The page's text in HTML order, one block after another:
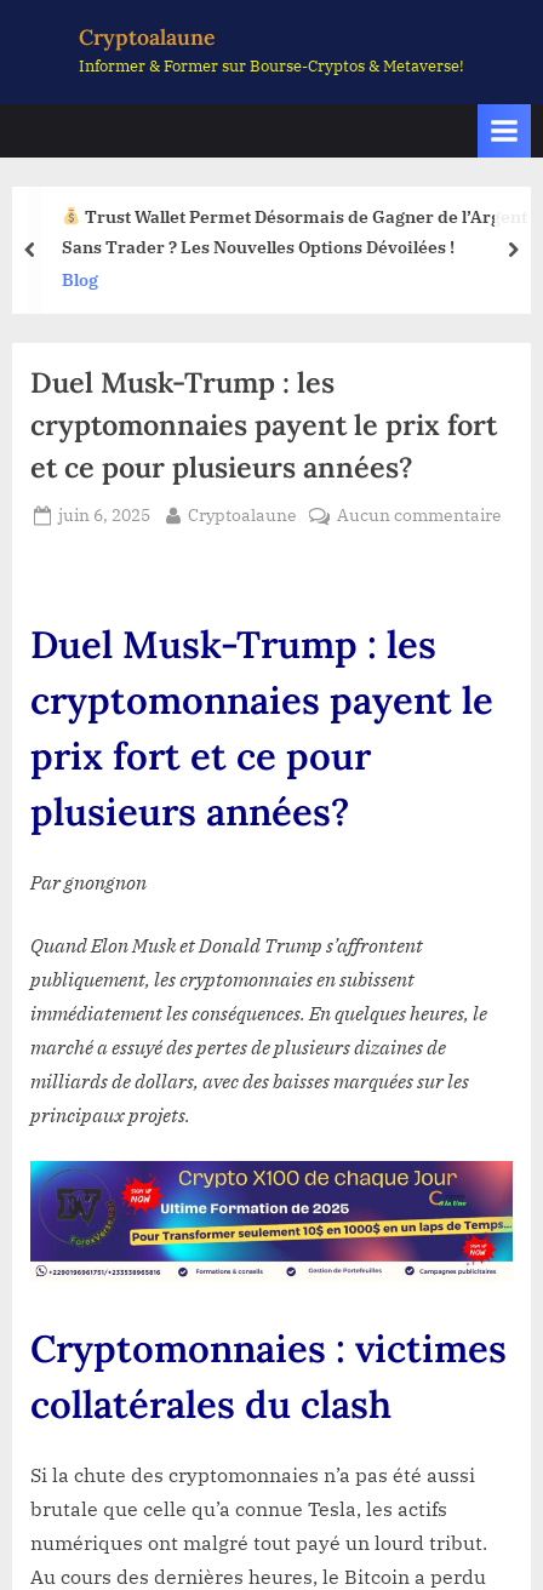
Cryptoalaune
Informer & Former sur Bourse-Cryptos & Metaverse!
Trust Wallet Permet Désormais de Gagner de l’Argent
Sans Trader ? Les Nouvelles Options Dévoilées !
Blog
prev
Duel Musk-Trump : les
cryptomonnaies payent le prix fort
et ce pour plusieurs années?
Posted
juin 6, 2025 By
Cryptoalaune Aucun commentairesur
Duel Musk-Trump : les
cryptomonnaies payent le
prix fort et ce pour
plusieurs années?
Par gnongnon
Quand Elon Musk et Donald Trump s’affrontent
publiquement, les cryptomonnaies en subissent
immédiatement les conséquences. En quelques heures, le
marché a essuyé des pertes de plusieurs dizaines de
milliards de dollars, avec des baisses marquées sur les
principaux projets.
Cryptomonnaies : victimes
collatérales du clash
Si la chute des cryptomonnaies n’a pas été aussi
brutale que celle qu’a connue Tesla, les actifs
numériques ont malgré tout payé un lourd tribut.
Au cours des dernières heures, le Bitcoin a perdu